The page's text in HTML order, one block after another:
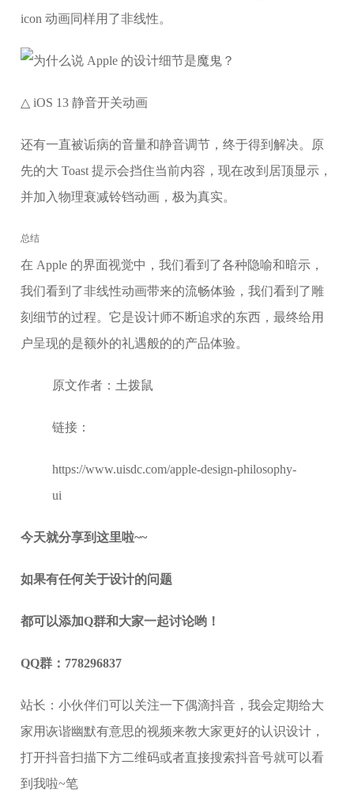
icon 动画同样用了非线性。
△ iOS 13 静音开关动画
还有一直被诟病的音量和静音调节，终于得到解决。原
先的大 Toast 提示会挡住当前内容，现在改到居顶显示，
并加入物理衰减铃铛动画，极为真实。
总结
在 Apple 的界面视觉中，我们看到了各种隐喻和暗示，
我们看到了非线性动画带来的流畅体验，我们看到了雕
刻细节的过程。它是设计师不断追求的东西，最终给用
户呈现的是额外的礼遇般的的产品体验。
原文作者：土拨鼠
链接：
https://www.uisdc.com/apple-design-philosophy-
ui
今天就分享到这里啦~~
如果有任何关于设计的问题
都可以添加Q群和大家一起讨论哟！
QQ群：778296837
站长：小伙伴们可以关注一下偶滴抖音，我会定期给大
家用诙谐幽默有意思的视频来教大家更好的认识设计，
打开抖音扫描下方二维码或者直接搜索抖音号就可以看
到我啦~笔